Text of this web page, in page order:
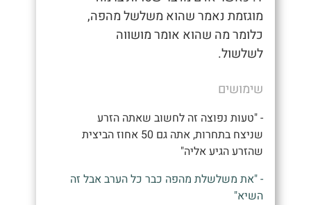
מוגזמת נאמר שהוא משלשל מהפה,
כלומר מה שהוא אומר מושווה
לשלשול.
שימושים
- "טעות נפוצה זה לחשוב שאתה הזרע
שניצח בתחרות, אתה גם 50 אחוז הביצית
שהזרע הגיע אליה"
- "את משלשלת מהפה כבר כל הערב אבל זה
השיא"